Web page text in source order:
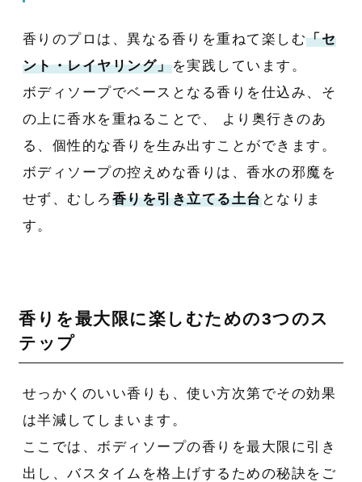
香りのプロは、異なる香りを重ねて楽しむ「セ
ント・レイヤリング」を実践しています。
ボディソープでベースとなる香りを仕込み、そ
の上に香水を重ねることで、 より奥行きのあ
る、個性的な香りを生み出すことができます。
ボディソープの控えめな香りは、香水の邪魔を
せず、むしろ 香りを引き立てる土台となりま
す。
香りを最大限に楽しむための3つのス
テップ
せっかくのいい香りも、使い方次第でその効果
は半減してしまいます。
ここでは、ボディソープの香りを最大限に引き
出し、バスタイムを格上げするための秘訣をご